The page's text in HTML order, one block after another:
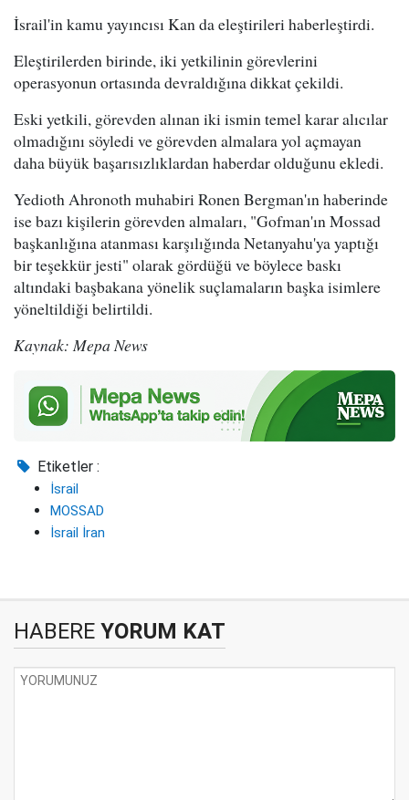
İsrail'in kamu yayıncısı Kan da eleştirileri haberleştirdi.
Eleştirilerden birinde, iki yetkilinin görevlerini
operasyonun ortasında devraldığına dikkat çekildi.
Eski yetkili, görevden alınan iki ismin temel karar alıcılar
olmadığını söyledi ve görevden almalara yol açmayan
daha büyük başarısızlıklardan haberdar olduğunu ekledi.
Yedioth Ahronoth muhabiri Ronen Bergman'ın haberinde
ise bazı kişilerin görevden almaları, "Gofman'ın Mossad
başkanlığına atanması karşılığında Netanyahu'ya yaptığı
bir teşekkür jesti" olarak gördüğü ve böylece baskı
altındaki başbakana yönelik suçlamaların başka isimlere
yöneltildiği belirtildi.
Kaynak: Mepa News
Etiketler :
İsrail
MOSSAD
İsrail İran
HABERE YORUM KAT